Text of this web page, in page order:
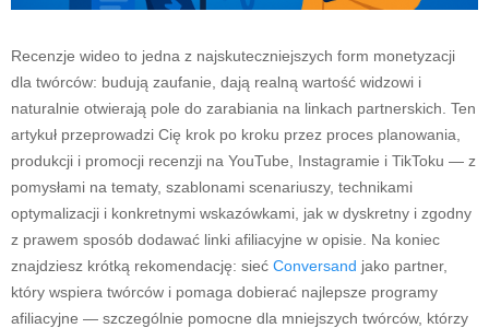
Recenzje wideo to jedna z najskuteczniejszych form monetyzacji
dla twórców: budują zaufanie, dają realną wartość widzowi i
naturalnie otwierają pole do zarabiania na linkach partnerskich. Ten
artykuł przeprowadzi Cię krok po kroku przez proces planowania,
produkcji i promocji recenzji na YouTube, Instagramie i TikToku — z
pomysłami na tematy, szablonami scenariuszy, technikami
optymalizacji i konkretnymi wskazówkami, jak w dyskretny i zgodny
z prawem sposób dodawać linki afiliacyjne w opisie. Na koniec
znajdziesz krótką rekomendację: sieć Conversand jako partner,
który wspiera twórców i pomaga dobierać najlepsze programy
afiliacyjne — szczególnie pomocne dla mniejszych twórców, którzy